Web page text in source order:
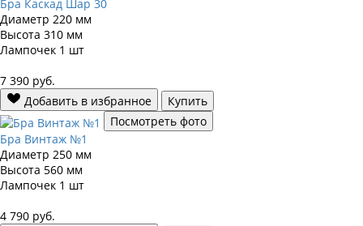
Бра Каскад Шар 30
Диаметр 220 мм
Высота 310 мм
Лампочек 1 шт
7 390 руб.
Добавить в избранное
Купить
Посмотреть фото
Бра Винтаж №1
Диаметр 250 мм
Высота 560 мм
Лампочек 1 шт
4 790 руб.